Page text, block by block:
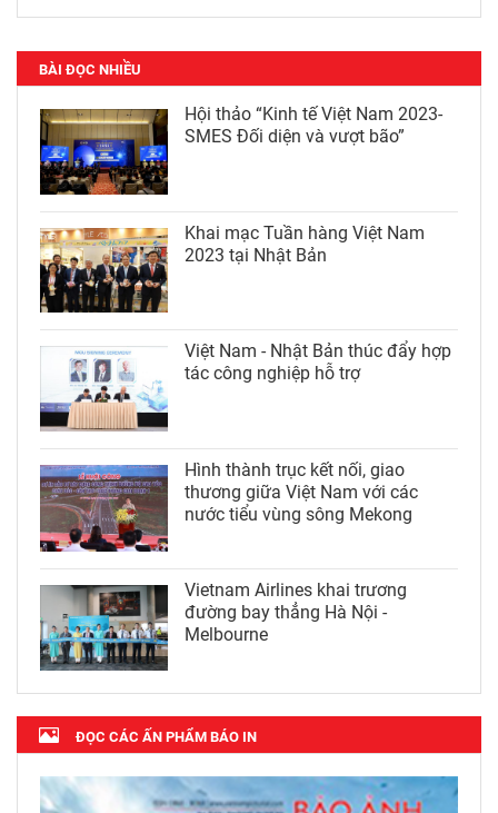
BÀI ĐỌC NHIỀU
Hội thảo “Kinh tế Việt Nam 2023-
SMES Đối diện và vượt bão”
Khai mạc Tuần hàng Việt Nam
2023 tại Nhật Bản
Việt Nam - Nhật Bản thúc đẩy hợp
tác công nghiệp hỗ trợ
Hình thành trục kết nối, giao
thương giữa Việt Nam với các
nước tiểu vùng sông Mekong
Vietnam Airlines khai trương
đường bay thẳng Hà Nội -
Melbourne
ĐỌC CÁC ẤN PHẨM BÁO IN